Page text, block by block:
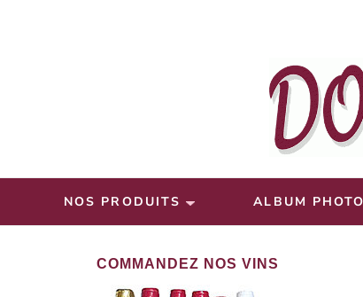
Cédric et
NOS PRODUITS ALBUM
COMMANDEZ NOS VINS